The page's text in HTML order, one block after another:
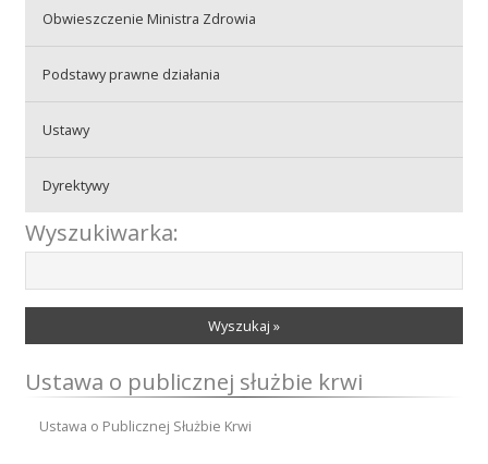
Akcje wyjazdowe
Szkolenia
Badania
Obwieszczenie Ministra Zdrowia
Podstawy prawne działania
Ustawy
Dyrektywy
Wyszukiwarka:
Wyszukaj »
Ustawa o publicznej służbie krwi
Ustawa o Publicznej Służbie Krwi